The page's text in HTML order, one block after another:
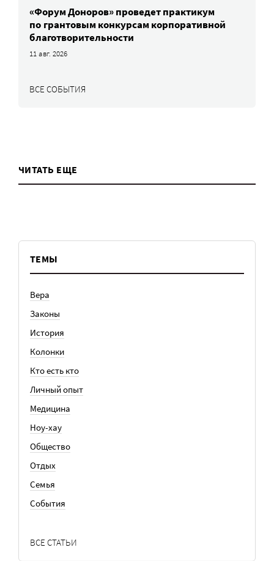
«Форум Доноров» проведет практикум
по грантовым конкурсам корпоративной
благотворительности
11 авг. 2026
ВСЕ СОБЫТИЯ
ЧИТАТЬ ЕЩЕ
ТЕМЫ
Вера
Законы
История
Колонки
Кто есть кто
Личный опыт
Медицина
Ноу-хау
Общество
Отдых
Семья
События
ВСЕ СТАТЬИ